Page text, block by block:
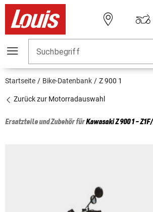
Suchbegriff
Startseite Bike-Datenbank Z 900 1
Zurück zur Motorradauswahl
Ersatzteile und Zubehör fürKawasakiZ 900 1 -